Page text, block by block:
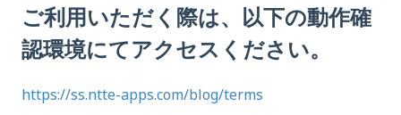
ご利用いただく際は、以下の動作確
認環境にてアクセスください。
https://ss.ntte-apps.com/blog/terms